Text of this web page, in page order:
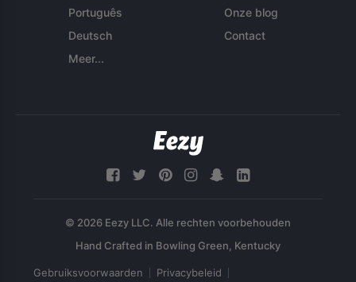
Português
Deutsch
Meer...
Onze blog
Contact
© 2026 Eezy LLC. Alle rechten voorbehouden
Gebruiksvoorwaarden Privacybeleid